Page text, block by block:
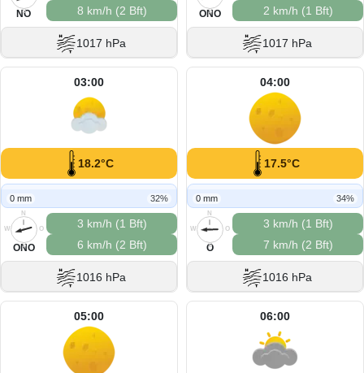
S
NO
8 km/h (2 Bft)
1017 hPa
S
ONO
2 km/h (1 Bft)
1017 hPa
03:00
18.2°C
0 mm 32%
N
O
S
W
ONO
3 km/h (1 Bft)
6 km/h (2 Bft)
1016 hPa
04:00
17.5°C
0 mm 34%
N
O
S
W
O
3 km/h (1 Bft)
7 km/h (2 Bft)
1016 hPa
05:00 06:00